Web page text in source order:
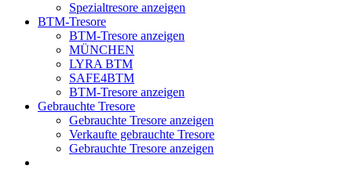
Spezialtresore anzeigen
BTM-Tresore
BTM-Tresore anzeigen
MÜNCHEN
LYRA BTM
SAFE4BTM
BTM-Tresore anzeigen
Gebrauchte Tresore
Gebrauchte Tresore anzeigen
Verkaufte gebrauchte Tresore
Gebrauchte Tresore anzeigen